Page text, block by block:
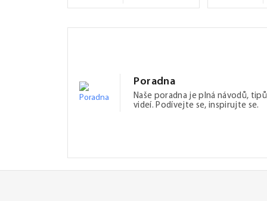
Poradna
Naše poradna je plná návodů,
videí. Podívejte se, inspirujte se.